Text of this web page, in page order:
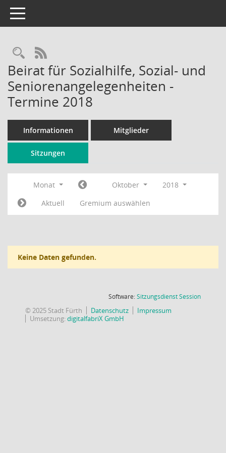
Toggle navigation
Rechercheauswahl
RSS-Feed
Beirat für Sozialhilfe, Sozial- und
Seniorenangelegenheiten -
Termine 2018
Informationen Mitglieder
Sitzungen
Monat Oktober
2018
Aktuell
Gremium auswählen
Keine Daten gefunden.
Software:SitzungsdienstSession(Wird in
© 2025 Stadt Fürth Datenschutz
Impressum
Umsetzung:digitalfabriX GmbH